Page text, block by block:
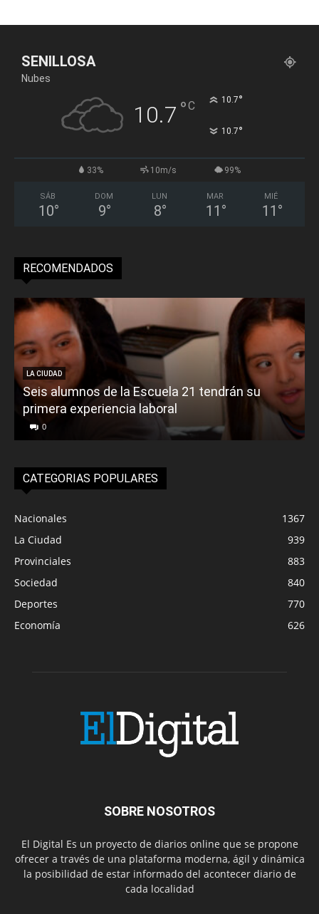
SENILLOSA
Nubes
10.7 °C 10.7°
10.7°
33% 10m/s 99%
SÁB
10°
DOM
9°
LUN
8°
MAR
11 °
MIÉ
11 °
RECOMENDADOS
LA CIUDAD
Seis alumnos de la Escuela 21 tendrán su
primera experiencia laboral
0
CATEGORIAS POPULARES
Nacionales
1367
La Ciudad
939
Provinciales
883
Sociedad
840
Deportes
770
Economía
626
SOBRE NOSOTROS
El Digital Es un proyecto de diarios online que se propone
ofrecer a través de una plataforma moderna, ágil y dinámica
la posibilidad de estar informado del acontecer diario de
cada localidad